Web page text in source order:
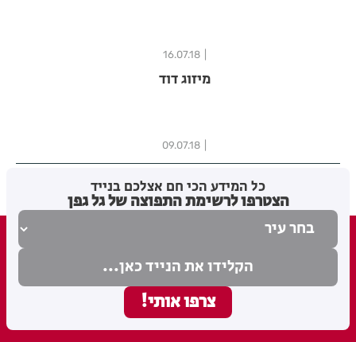
16.07.18
מיזוג דוד
09.07.18
כל המידע הכי חם אצלכם בנייד
הצטרפו לרשימת התפוצה של גל גפן